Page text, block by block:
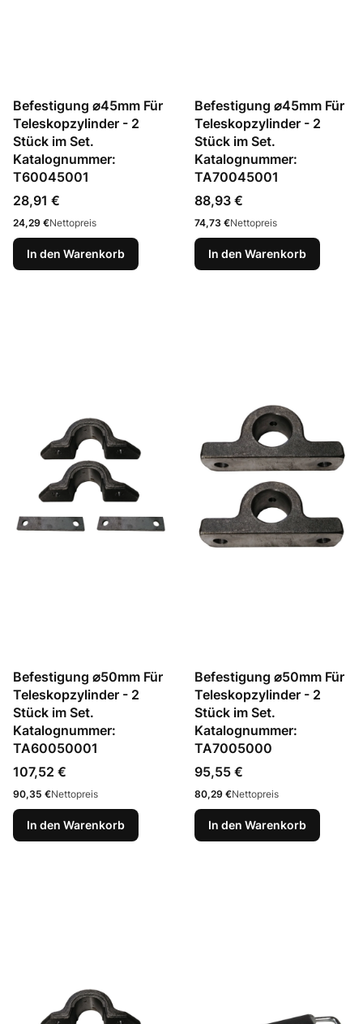
Befestigung ⌀45mm Für
Teleskopzylinder - 2
Stück im Set.
Katalognummer:
T60045001
Preis
28,91 €
Preis
24,29 €Nettopreis
In den Warenkorb
Befestigung ⌀45mm Für
Teleskopzylinder - 2
Stück im Set.
Katalognummer:
TA70045001
Preis
88,93 €
Preis
74,73 €Nettopreis
In den Warenkorb
Befestigung ⌀50mm Für
Teleskopzylinder - 2
Stück im Set.
Katalognummer:
TA60050001
Preis
107,52 €
Preis
90,35 €Nettopreis
In den Warenkorb
Befestigung ⌀50mm Für
Teleskopzylinder - 2
Stück im Set.
Katalognummer:
TA7005000
Preis
95,55 €
Preis
80,29 €Nettopreis
In den Warenkorb